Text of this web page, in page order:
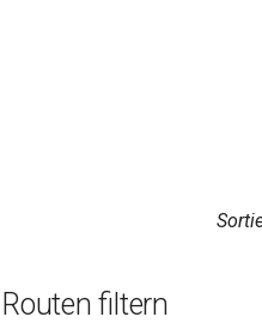
Routen filtern